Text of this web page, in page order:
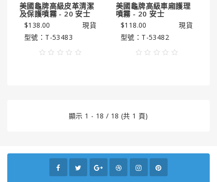
美國龜牌高級皮革清潔
及保護噴霧 - 20 安士
$138.00
現貨
型號：T-53483
美國龜牌高級車廂護理
噴霧 - 20 安士
$118.00
現貨
型號：T-53482
顯示 1 - 18 / 18 (共 1 頁)